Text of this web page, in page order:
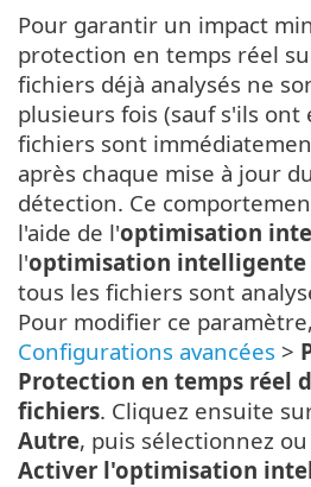
Pour garantir un impact
protection en temps réel
fichiers déjà analysés ne
plusieurs fois (sauf s'ils ont
fichiers sont
après chaque mise à jour
détection. Ce
l'aide de l'optimisation
l'optimisation intelligente
tous les fichiers sont
Pour modifier ce
Configurations avancées >
Protection en temps réel
fichiers. Cliquez ensuite
Autre, puis sélectionnez
Activer l'optimisation